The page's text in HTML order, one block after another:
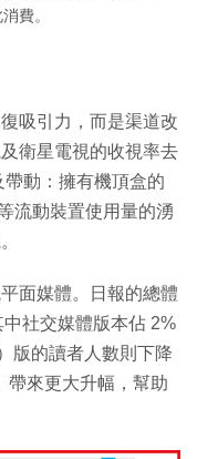
費。
吸引力，而是渠道改
衛星電視的收視率去
動：擁有機頂盒的
流動裝置使用量的湧
面媒體。日報的總體
社交媒體版本佔 2%
版的讀者人數則下降
帶來更大升幅，幫助